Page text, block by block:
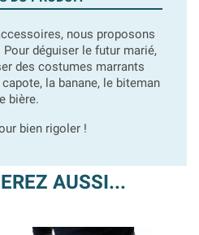
nous proposons
Pour déguiser le futur marié,
des costumes marrants
la banane, le biteman
bière.
bien rigoler !
AUSSI...